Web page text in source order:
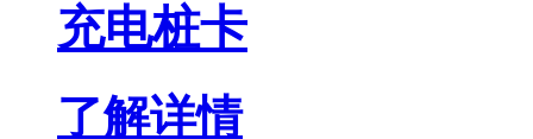
充电桩卡
了解详情